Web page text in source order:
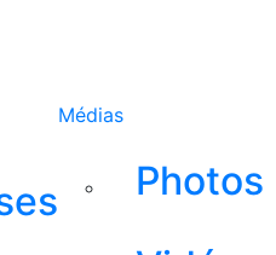
Médias
Photos